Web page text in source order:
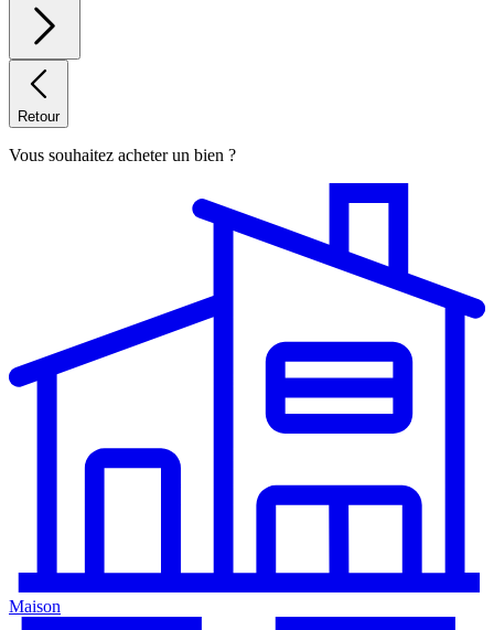
Retour
Vous souhaitez acheter un bien ?
Maison